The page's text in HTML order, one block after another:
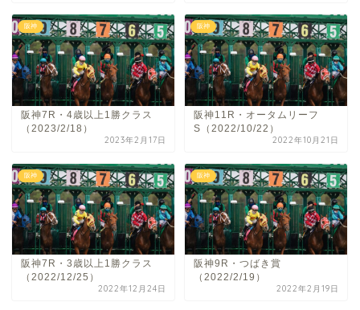
阪神
阪神7R・4歳以上1勝クラス
（2023/2/18）
2023年2月17日
阪神
阪神11R・オータムリーフ
S（2022/10/22）
2022年10月21日
阪神
阪神7R・3歳以上1勝クラス
（2022/12/25）
2022年12月24日
阪神
阪神9R・つばき賞
（2022/2/19）
2022年2月19日